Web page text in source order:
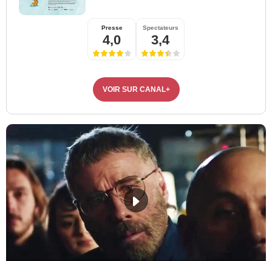
Presse
4,0
Spectateurs
3,4
VOIR SUR CANAL+